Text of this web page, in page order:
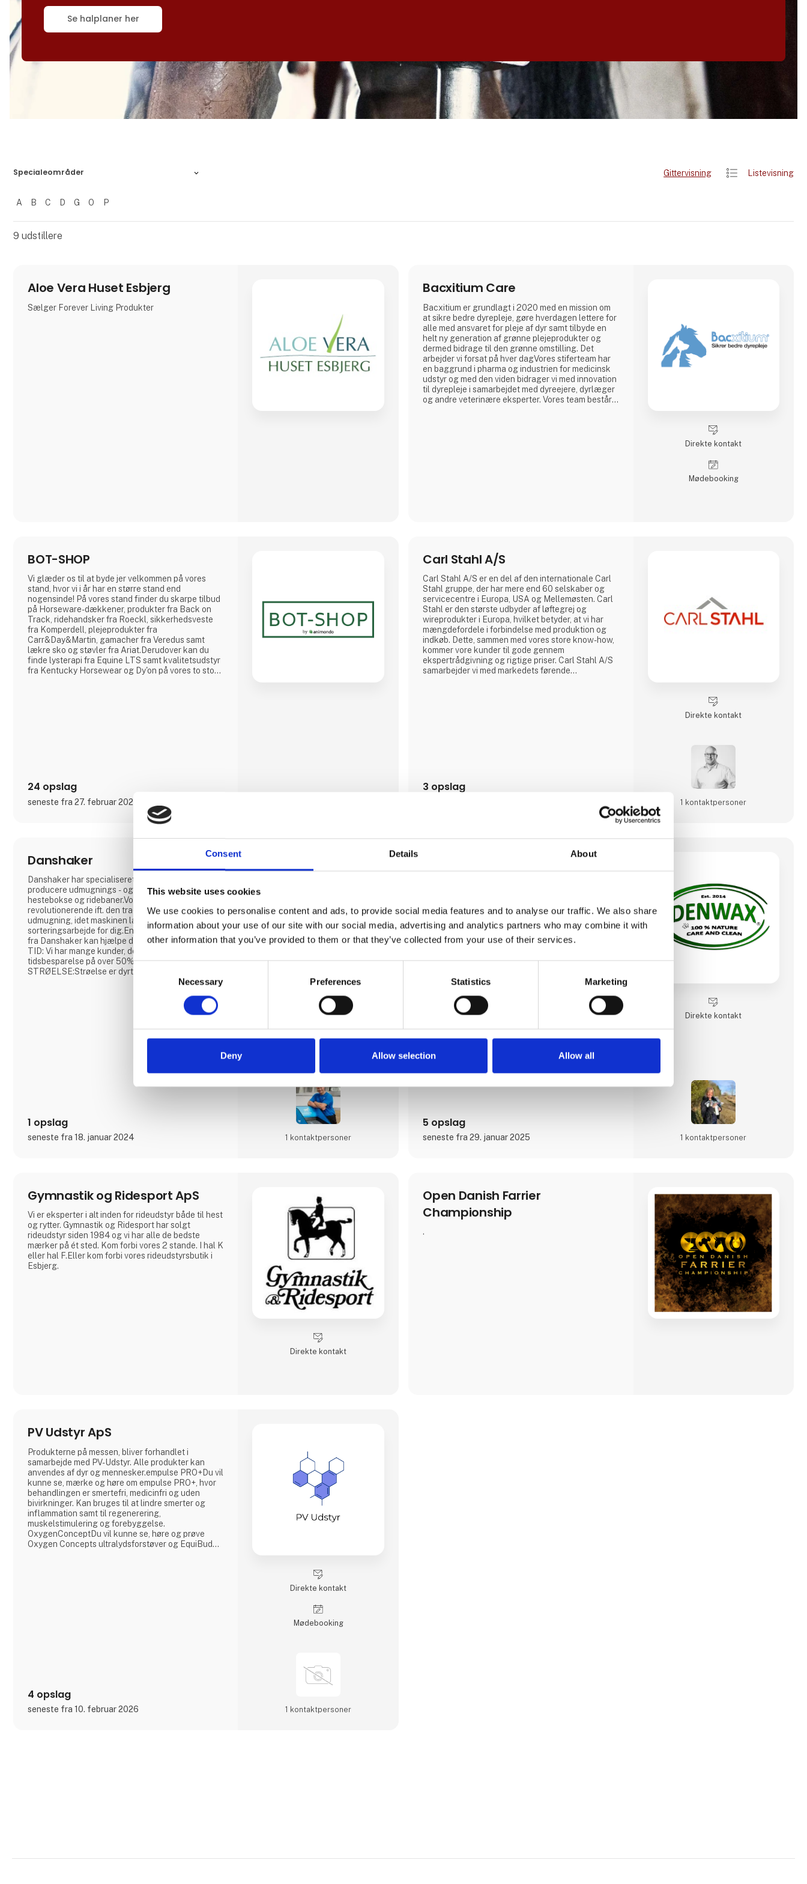
Consent Details About
This website uses cookies
We use cookies to personalise content and ads, to provide social media features and to analyse our traffic. We also share
information about your use of our site with our social media, advertising and analytics partners who may combine it with
other information that you’ve provided to them or that they’ve collected from your use of their services.
Consent
Necessary Preferences Statistics Marketing
Deny Allow selection Allow all
Se halplaner her
Specialeområder
Filtrer resultater
A B C D G O P
Gittervisning Listevisning
9 udstillere
Aloe Vera Huset Esbjerg
Sælger Forever Living Produkter
Bacxitium Care
Bacxitium er grundlagt i 2020 med en mission om
at sikre bedre dyrepleje, gøre hverdagen lettere for
alle med ansvaret for pleje af dyr samt tilbyde en
helt ny generation af grønne plejeprodukter og
dermed bidrage til den grønne omstilling. Det
arbejder vi forsat på hver dagVores stiferteam har
en baggrund i pharma og industrien for medicinsk
udstyr og med den viden bidrager vi med innovation
til dyrepleje i samarbejdet med dyreejere, dyrlæger
og andre veterinære eksperter. Vores team består i
Direkte kontakt
Møde­booking
BOT-SHOP
Vi glæder os til at byde jer velkommen på vores
stand, hvor vi i år har en større stand end
nogensinde! På vores stand finder du skarpe tilbud
på Horseware-dækkener, produkter fra Back on
Track, ridehandsker fra Roeckl, sikkerhedsveste
fra Komperdell, plejeprodukter fra
Carr&Day&Martin, gamacher fra Veredus samt
lækre sko og støvler fra Ariat.Derudover kan du
finde lysterapi fra Equine LTS samt kvalitetsudstyr
fra Kentucky Horsewear og Dy'on på vores to store
24 opslag
seneste fra 27. februar 2026
Carl Stahl A/S
Carl Stahl A/S er en del af den internationale Carl
Stahl gruppe, der har mere end 60 selskaber og
servicecentre i Europa, USA og Mellemøsten. Carl
Stahl er den største udbyder af løftegrej og
wireprodukter i Europa, hvilket betyder, at vi har
mængdefordele i forbindelse med produktion og
indkøb. Dette, sammen med vores store know-how,
kommer vore kunder til gode gennem
ekspertrådgivning og rigtige priser. Carl Stahl A/S
samarbejder vi med markedets førende
3 opslag
Direkte kontakt
1 kontakt­personer
Danshaker
Danshaker har specialiseret sig i at udvikle, samt
producere udmugnings - og sorteringsmaskiner til
hestebokse og ridebaner.Vores maskine er
revolutionerende ift. den traditionelle manuelle
udmugning, idet maskinen laver det hårde
sorteringsarbejde for dig.En udmugningsmaskine
fra Danshaker kan hjælpe dig med følgende:SPAR
TID: Vi har mange kunder, der har oplevet en
tidsbesparelse på over 50%SPAR
STRØELSE:Strøelse er dyrt at indkøbe samt
bortskaffe. Hos Danshaker har vi hjulpet flere
indkøb af strøelse, samt på bortskaffelse af
møddingen.SPAR KROPPEN:Det er hårdt at skulle
1 opslag
seneste fra 18. januar 2024
Direkte kontakt
1 kontakt­personer
står 100% inde for vores produkter, og det skal kun
sælges der, hvor man kan få service og
vejledning.Denwax laver alle produkter ved
håndkraft, som bliver vejet og målt manuelt. Det
kvalitetsprodukt hver gang. Alle ingredienserne til
virksomheder. Denwax er et registreret varemærke
5 opslag
seneste fra 29. januar 2025
Direkte kontakt
1 kontakt­personer
Gymnastik og Ridesport ApS
Vi er eksperter i alt inden for rideudstyr både til hest
og rytter. Gymnastik og Ridesport har solgt
rideudstyr siden 1984 og vi har alle de bedste
mærker på ét sted. Kom forbi vores 2 stande. I hal K
eller hal F.Eller kom forbi vores rideudstyrsbutik i
Esbjerg.
Direkte kontakt
Open Danish Farrier
Championship
.
PV Udstyr ApS
Produkterne på messen, bliver forhandlet i
samarbejde med PV-Udstyr. Alle produkter kan
anvendes af dyr og mennesker.empulse PRO+Du vil
kunne se, mærke og høre om empulse PRO+, hvor
behandlingen er smertefri, medicinfri og uden
bivirkninger. Kan bruges til at lindre smerter og
inflammation samt til regenerering,
muskelstimulering og forebyggelse.
OxygenConceptDu vil kunne se, høre og prøve
Oxygen Concepts ultralydsforstøver og EquiBuddy.
4 opslag
seneste fra 10. februar 2026
Direkte kontakt
Møde­booking
1 kontakt­personer